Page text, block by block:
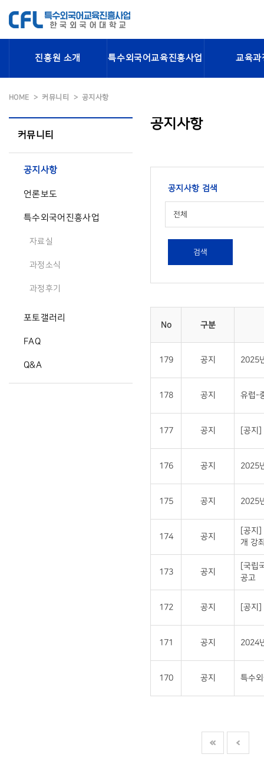
진흥원 소개 특수외국어교육진흥사업 교육과
HOME 커뮤니티 공지사항
커뮤니티
공지사항
언론보도
특수외국어진흥사업
자료실
과정소식
과정후기
포토갤러리
FAQ
Q&A
공지사항
공지사항 검색
전체
검색
No 구분
179 공지 2025
178 공지 유럽-
177 공지 [공지]
176 공지 2025
175 공지 2025
174 공지
[공지]
개 강
173 공지
[국립
공고
172 공지 [공지]
171 공지 2024
170 공지 특수